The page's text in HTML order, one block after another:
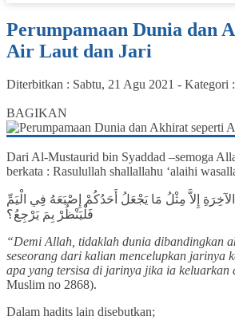
Perumpamaan Dunia dan
Air Laut dan Jari
Diterbitkan : Sabtu, 21 Agu 2021 - Kategori :
BAGIKAN
Dari Al-Mustaurid bin Syaddad –semoga
berkata : Rasulullah shallallahu ‘alaihi
الآخِرَةِ إِلاَّ مِثْلُ مَا يَجْعَلُ أَحَدُكُمْ إِصْبَعَهُ فِي الْيَمِّ
فَلْيَنْظُرْ بِمَ يَرْجِعُ؟
“Demi Allah, tidaklah dunia dibandingkan
seseorang dari kalian mencelupkan jarinya
apa yang tersisa di jarinya jika ia keluarkan
Muslim no 2868).
Dalam hadits lain disebutkan;